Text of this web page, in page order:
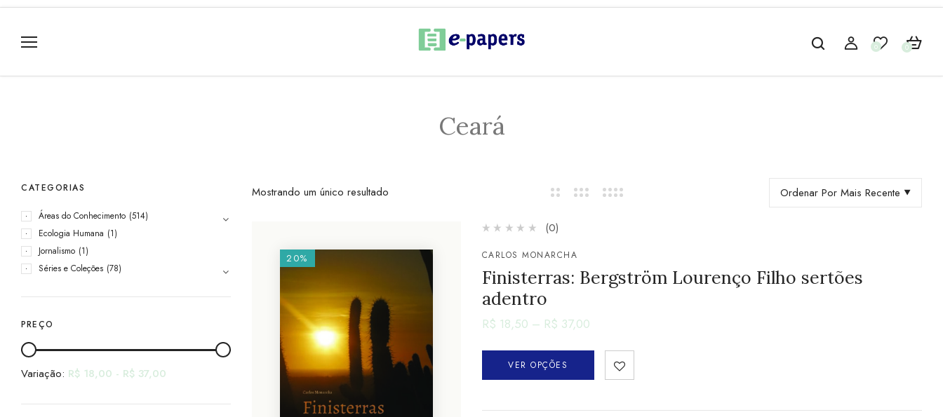
0 0
Ceará
CATEGORIAS
Áreas do Conhecimento (514)
Ecologia Humana (1)
Jornalismo (1)
Séries e Coleções (78)
PREÇO
Variação: R$ 18,00 - R$ 37,00
Mostrando um único resultado Ordenar Por Mais Recente
20%
(0)
CARLOS MONARCHA
Finisterras: Bergström Lourenço Filho sertões
adentro
R$ 18,50 – R$ 37,00
VER OPÇÕES